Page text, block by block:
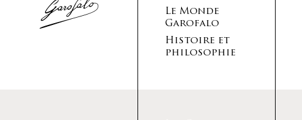
Le Monde
Garofalo
Histoire et
philosophie